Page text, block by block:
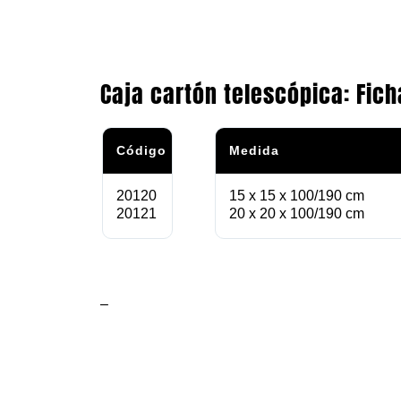
Caja cartón telescópica:
Código
20120
20121
Medida
15 x 15 x 100/190 cm
20 x 20 x 100/190 cm
–